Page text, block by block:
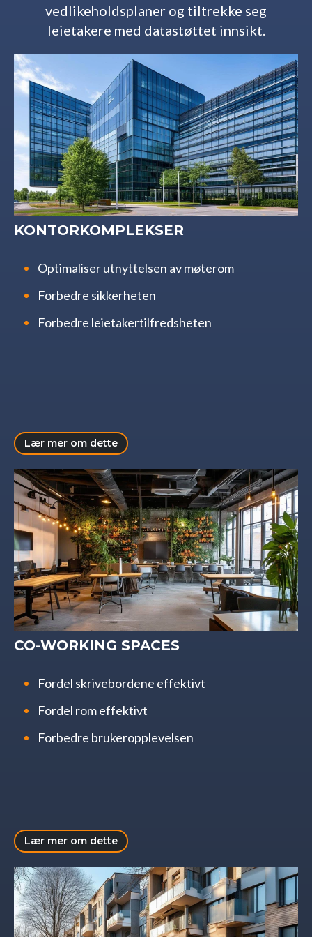
vedlikeholdsplaner og tiltrekke seg
leietakere med datastøttet innsikt.
KONTORKOMPLEKSER
Optimaliser utnyttelsen av møterom
Forbedre sikkerheten
Forbedre leietakertilfredsheten
Lær mer om dette
CO-WORKING SPACES
Fordel skrivebordene effektivt
Fordel rom effektivt
Forbedre brukeropplevelsen
Lær mer om dette